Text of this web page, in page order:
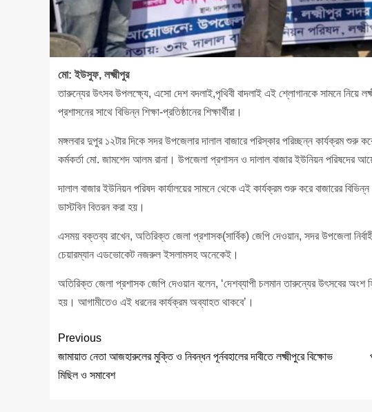
মো: ইউসুফ, লক্ষ্মীপুর
তারুন্যের উৎসব উপলক্ষ্যে, এসো দেশ বদলাই,পৃথিবী বাদলাই এই শ্লোগানকে সামনে নিয়ে
প্রশাসনের সাথে বিভিন্ন শিক্ষা-প্রতিষ্ঠানের শিক্ষার্থীরা।
মঙ্গলবার দুপুর ১২টার দিকে সদর উপজেলার দালাল বাজারে পরিস্কার পরিচ্ছন্ন কার্যক্রম শুরু
কর্মকর্তা মো. জামশেদ আলম রানা। উপজেলা প্রশাসন ও দালাল বাজার ইউনিয়ন পরিষদের
দালাল বাজার ইউনিয়ন পরিষদ কার্যালয়ের সামনে থেকে এই কার্যক্রম শুরু করে বাজারের
ডাস্টবিন বিতরন করা হয়।
এসময় বক্তব্য রাখেন, অতিরিক্ত জেলা প্রশাসক(সার্বিক) জেপি দেওয়ান, সদর উপজেলা
চেয়ারম্যান এডভোকেট নজরুল ইসলামসহ অনেকেই।
অতিরিক্ত জেলা প্রশাসক জেপি দেওয়ান বলেন, ‘দেশব্যাপী চলমান তারুন্যের উৎসবের অংশ
হয়। আগামীতেও এই ধরনের কার্যক্রম অব্যাহত থাকবে’।
Previous
জামায়াত নেতা আজহারুলের মুক্তি ও নিবন্ধন পূর্নবহালের দাবীতে লক্ষ্মীপুরে বিক্ষোভ
মিছিল ও সমাবেশ